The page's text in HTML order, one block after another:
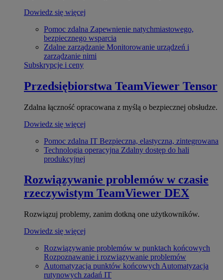
Dowiedz się więcej
Pomoc zdalna Zapewnienie natychmiastowego,
bezpiecznego wsparcia
Zdalne zarządzanie Monitorowanie urządzeń i
zarządzanie nimi
Subskrypcje i ceny
Przedsiębiorstwa TeamViewer Tensor
Zdalna łączność opracowana z myślą o bezpiecznej obsłudze.
Dowiedz się więcej
Pomoc zdalna IT Bezpieczna, elastyczna, zintegrowana
Technologia operacyjna Zdalny dostęp do hali
produkcyjnej
Rozwiązywanie problemów w czasie
rzeczywistym TeamViewer DEX
Rozwiązuj problemy, zanim dotkną one użytkowników.
Dowiedz się więcej
Rozwiązywanie problemów w punktach końcowych
Rozpoznawanie i rozwiązywanie problemów
Automatyzacja punktów końcowych Automatyzacja
rutynowych zadań IT